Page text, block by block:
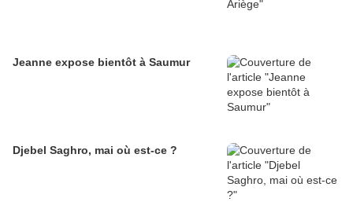
Jeanne expose bientôt à Saumur
Djebel Saghro, mai où est-ce ?